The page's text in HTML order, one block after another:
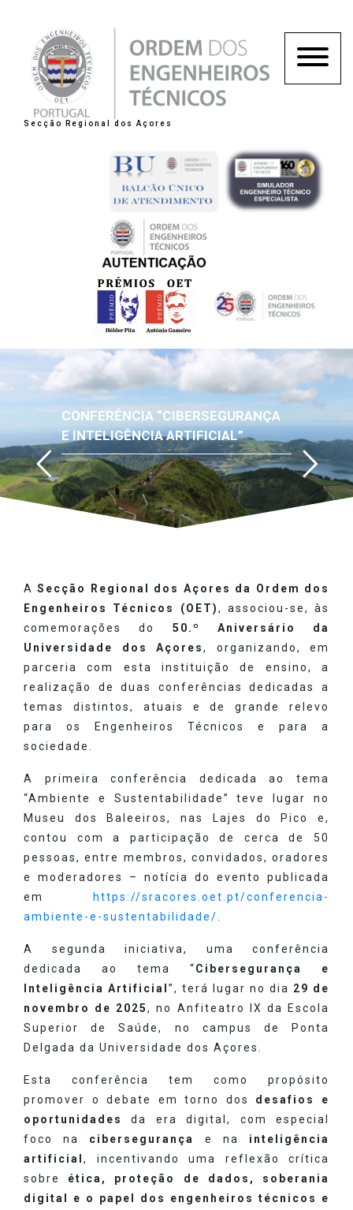
Secção Regional dos Açores
CONFERÊNCIA “CIBERSEGURANÇA
E INTELIGÊNCIA ARTIFICIAL”
ASecção Regional dos Açores da Ordem dos
Engenheiros Técnicos (OET), associou-se, às
comemorações do 50.º Aniversário da
Universidade dos Açores, organizando, em
parceria com esta instituição de ensino, a
realização de duas conferências dedicadas a
temas distintos, atuais e de grande relevo
para os Engenheiros Técnicos e para a
sociedade.
A primeira conferência dedicada ao tema
“Ambiente e Sustentabilidade” teve lugar no
Museu dos Baleeiros, nas Lajes do Pico e,
contou com a participação de cerca de 50
pessoas, entre membros, convidados, oradores
e moderadores – notícia do evento publicada
em
https://sracores.oet.pt/conferencia-
ambiente-e-sustentabilidade/
A segunda iniciativa, uma conferência
dedicada ao tema “Cibersegurança e
Inteligência Artificial ”, terá lugar no dia 29 de
novembro de 2025, no Anfiteatro IX da Escola
Superior de Saúde, no campus de Ponta
Delgada da Universidade dos Açores.
Esta conferência tem como propósito
promover o debate em torno dos desafios e
oportunidades
da era digital, com especial
foco na cibersegurança e na inteligência
artificial , incentivando uma reflexão crítica
sobre ética, proteção de dados, soberania
digital e o papel dos engenheiros técnicos e